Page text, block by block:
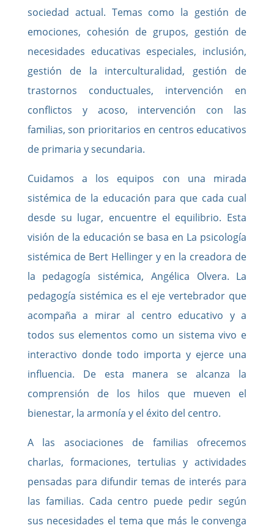
sociedad actual. Temas como la gestión de
emociones, cohesión de grupos, gestión de
necesidades educativas especiales, inclusión,
gestión de la interculturalidad, gestión de
trastornos conductuales, intervención en
conflictos y acoso, intervención con las
familias, son prioritarios en centros educativos
de primaria y secundaria.
Cuidamos a los equipos con una mirada
sistémica de la educación para que cada cual
desde su lugar, encuentre el equilibrio. Esta
visión de la educación se basa en La psicología
sistémica de Bert Hellinger y en la creadora de
la pedagogía sistémica, Angélica Olvera. La
pedagogía sistémica es el eje vertebrador que
acompaña a mirar al centro educativo y a
todos sus elementos como un sistema vivo e
interactivo donde todo importa y ejerce una
influencia. De esta manera se alcanza la
comprensión de los hilos que mueven el
bienestar, la armonía y el éxito del centro.
A las asociaciones de familias ofrecemos
charlas, formaciones, tertulias y actividades
pensadas para difundir temas de interés para
las familias. Cada centro puede pedir según
sus necesidades el tema que más le convenga